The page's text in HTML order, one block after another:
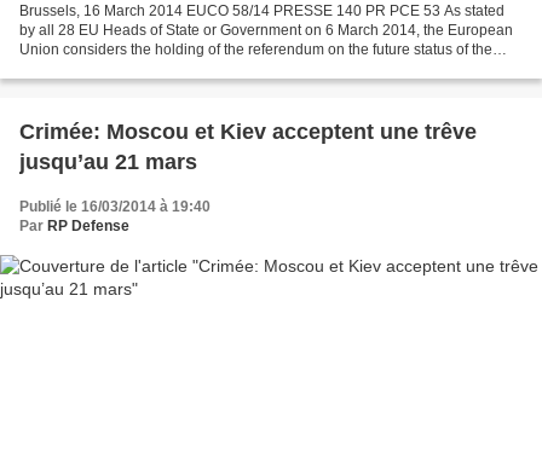
Brussels, 16 March 2014 EUCO 58/14 PRESSE 140 PR PCE 53 As stated
by all 28 EU Heads of State or Government on 6 March 2014, the European
Union considers the holding of the referendum on the future status of the
Crimée: Moscou et Kiev acceptent une trêve
jusqu’au 21 mars
Publié le 16/03/2014 à 19:40
Par RP Defense